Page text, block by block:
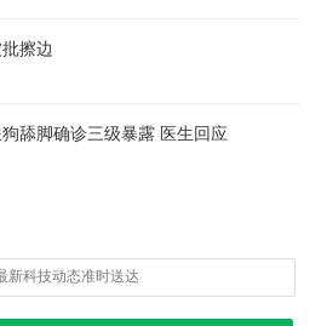
擦边
舔脚确诊三级暴露 医生回应